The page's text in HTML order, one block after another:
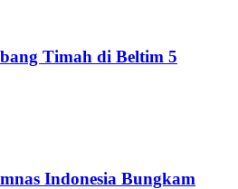
Timah di Beltim 5
Indonesia Bungkam